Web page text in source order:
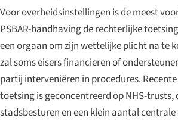
Voor overheidsinstellingen is de meest
PSBAR-handhaving de rechterlijke
een orgaan om zijn wettelijke plicht na te
zal soms eisers financieren of
partij interveniëren in procedures.
toetsing is geconcentreerd op NHS-trusts,
stadsbesturen en een klein aantal